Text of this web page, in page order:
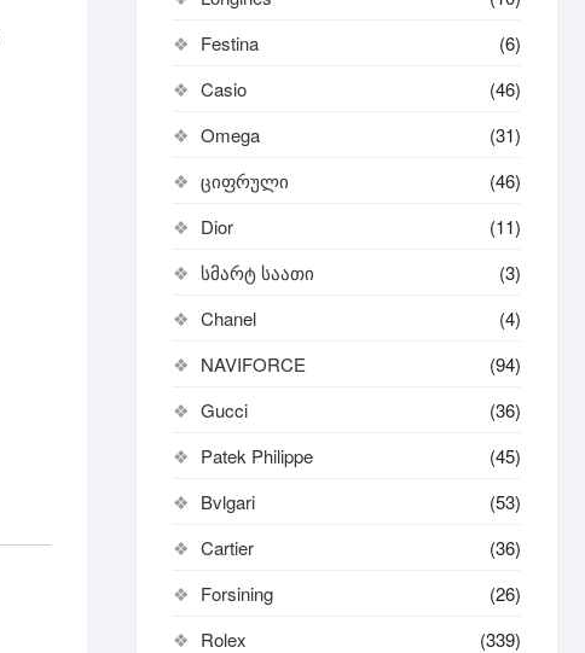
Festina
(6)
Casio
(46)
Omega
(31)
ციფრული
(46)
Dior
(11)
სმარტ საათი
(3)
Chanel
(4)
NAVIFORCE
(94)
Gucci
(36)
Patek Philippe
(45)
Bvlgari
(53)
Cartier
(36)
Forsining
(26)
Rolex
(339)